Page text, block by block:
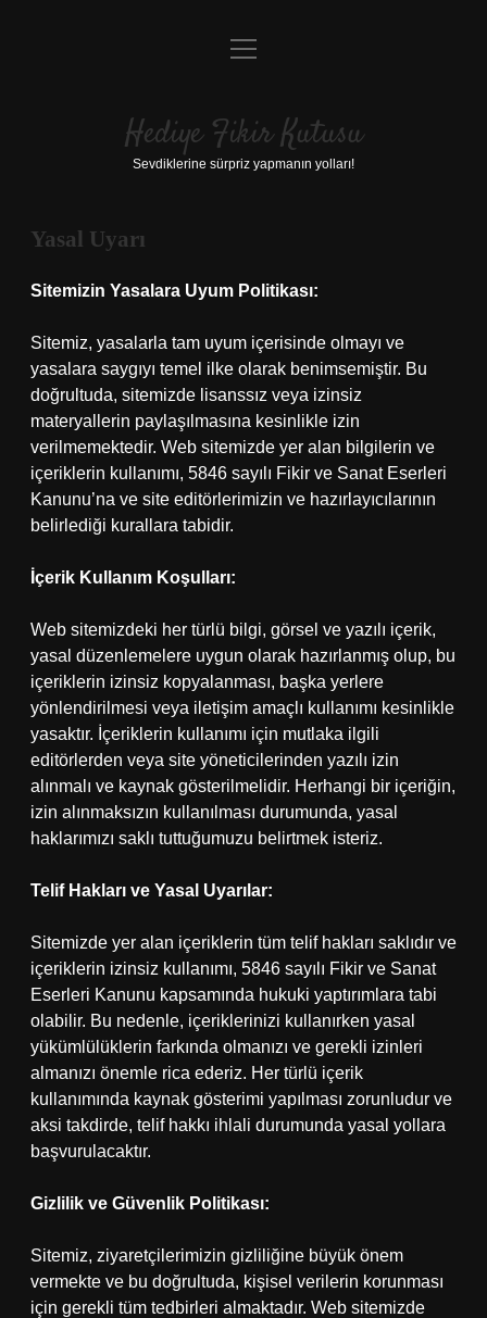
Anasayfa
Yasal Uyarı
menüyü
Hediye Fikir Kutusu
Sevdiklerine sürpriz yapmanın yolları!
Yasal Uyarı
Sitemizin Yasalara Uyum Politikası:
Sitemiz, yasalarla tam uyum içerisinde olmayı ve
yasalara saygıyı temel ilke olarak benimsemiştir. Bu
doğrultuda, sitemizde lisanssız veya izinsiz
materyallerin paylaşılmasına kesinlikle izin
verilmemektedir. Web sitemizde yer alan bilgilerin ve
içeriklerin kullanımı, 5846 sayılı Fikir ve Sanat Eserleri
Kanunu’na ve site editörlerimizin ve hazırlayıcılarının
belirlediği kurallara tabidir.
İçerik Kullanım Koşulları:
Web sitemizdeki her türlü bilgi, görsel ve yazılı içerik,
yasal düzenlemelere uygun olarak hazırlanmış olup, bu
içeriklerin izinsiz kopyalanması, başka yerlere
yönlendirilmesi veya iletişim amaçlı kullanımı kesinlikle
yasaktır. İçeriklerin kullanımı için mutlaka ilgili
editörlerden veya site yöneticilerinden yazılı izin
alınmalı ve kaynak gösterilmelidir. Herhangi bir içeriğin,
izin alınmaksızın kullanılması durumunda, yasal
haklarımızı saklı tuttuğumuzu belirtmek isteriz.
Telif Hakları ve Yasal Uyarılar:
Sitemizde yer alan içeriklerin tüm telif hakları saklıdır ve
içeriklerin izinsiz kullanımı, 5846 sayılı Fikir ve Sanat
Eserleri Kanunu kapsamında hukuki yaptırımlara tabi
olabilir. Bu nedenle, içeriklerinizi kullanırken yasal
yükümlülüklerin farkında olmanızı ve gerekli izinleri
almanızı önemle rica ederiz. Her türlü içerik
kullanımında kaynak gösterimi yapılması zorunludur ve
aksi takdirde, telif hakkı ihlali durumunda yasal yollara
başvurulacaktır.
Gizlilik ve Güvenlik Politikası:
Sitemiz, ziyaretçilerimizin gizliliğine büyük önem
vermekte ve bu doğrultuda, kişisel verilerin korunması
için gerekli tüm tedbirleri almaktadır. Web sitemizde